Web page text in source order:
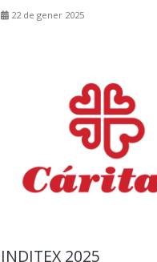
22 de gener 2025
INDITEX 2025